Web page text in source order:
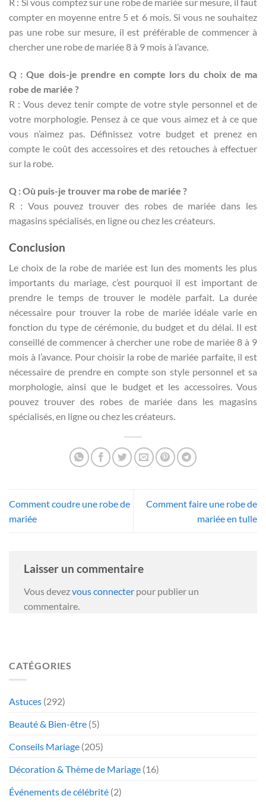
compter en moyenne entre 5 et 6 mois. Si vous ne souhaitez
pas une robe sur mesure, il est préférable de commencer à
chercher une robe de mariée 8 à 9 mois à l’avance.
Q : Que dois-je prendre en compte lors du choix de ma
robe de mariée ?
R : Vous devez tenir compte de votre style personnel et de
votre morphologie. Pensez à ce que vous aimez et à ce que
vous n’aimez pas. Définissez votre budget et prenez en
compte le coût des accessoires et des retouches à effectuer
sur la robe.
Q : Où puis-je trouver ma robe de mariée ?
R : Vous pouvez trouver des robes de mariée dans les
magasins spécialisés, en ligne ou chez les créateurs.
Conclusion
Le choix de la robe de mariée est lun des moments les plus
importants du mariage, c’est pourquoi il est important de
prendre le temps de trouver le modèle parfait. La durée
nécessaire pour trouver la robe de mariée idéale varie en
fonction du type de cérémonie, du budget et du délai. Il est
conseillé de commencer à chercher une robe de mariée 8 à 9
mois à l’avance. Pour choisir la robe de mariée parfaite, il est
nécessaire de prendre en compte son style personnel et sa
morphologie, ainsi que le budget et les accessoires. Vous
pouvez trouver des robes de mariée dans les magasins
spécialisés, en ligne ou chez les créateurs.
Comment coudre une robe de
mariée
Comment faire une robe de
mariée en tulle
Laisser un commentaire
Vous devezvous connecter pour publier un
commentaire.
CATÉGORIES
Astuces (292)
Beauté & Bien-être (5)
Conseils Mariage (205)
Décoration & Thème de Mariage (16)
Événements de célébrité (2)